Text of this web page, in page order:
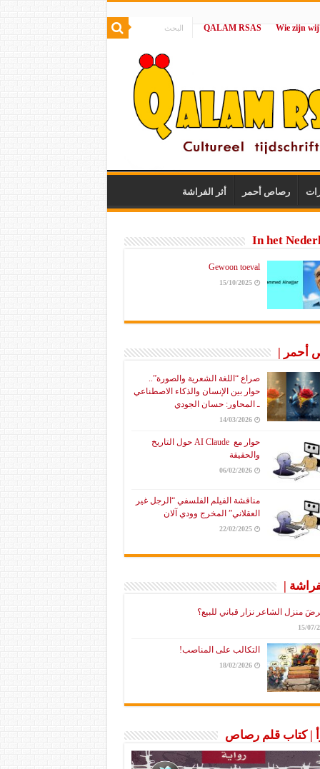
|
QALAM RSAS
رصاص أحمر أثر الفراشة
In het
Gewoon toeval
15/10/2025
أحمر |
صراع “اللغة الشعرية والصورة”..
حوار بين الإنسان والذكاء الاصطناعي
ـ المحاور: حسان الجودي
14/03/2026
حوار مع AI Claude حول التاريخ
والحقيقة
06/02/2026
مناقشة الفيلم الفلسفي “الرجل غير
العقلاني” المخرج وودي آلان
22/02/2025
|
منزل الشاعر نزار قباني للبيع؟
15/07/
التكالب على المناصب!
18/02/2026
| كتاب قلم رصاص